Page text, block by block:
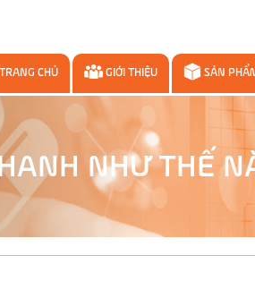
TRANG CHỦ GIỚI THIỆU SẢN
NHƯ THẾ